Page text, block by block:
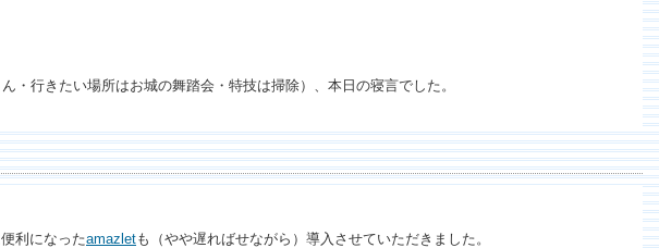
行きたい場所はお城の舞踏会・特技は掃除）、本日の寝言でした。
利になったamazletも（やや遅ればせながら）導入させていただきました。